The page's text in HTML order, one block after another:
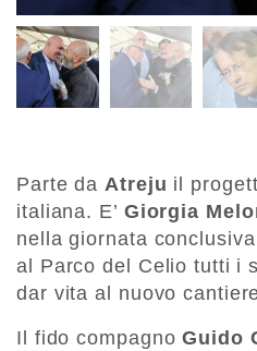
Parte daAtreju il
italiana. E’ Giorgia
nella giornata
al Parco del Celio tutti i
dar vita al nuovo
Il fido compagno Guido